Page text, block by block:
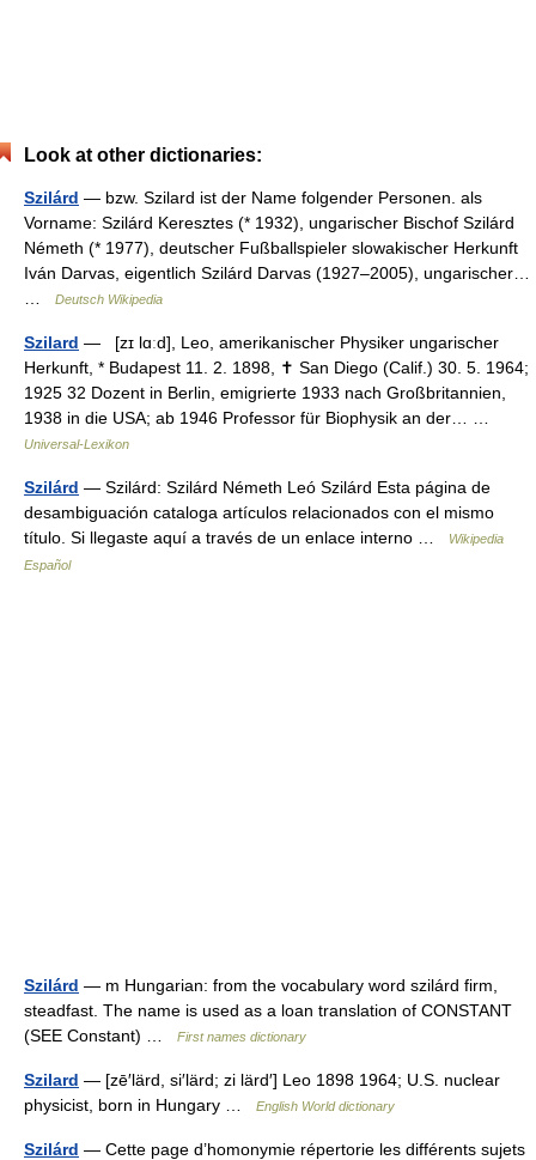
Look at other dictionaries:
Szilárd — bzw. Szilard ist der Name folgender Personen. als
Vorname: Szilárd Keresztes (* 1932), ungarischer Bischof Szilárd
Németh (* 1977), deutscher Fußballspieler slowakischer Herkunft
Iván Darvas, eigentlich Szilárd Darvas (1927–2005), ungarischer…
Deutsch Wikipedia
Szilard — [zɪ lɑːd], Leo, amerikanischer Physiker ungarischer
Herkunft, * Budapest 11. 2. 1898, ✝ San Diego (Calif.) 30. 5. 1964;
1925 32 Dozent in Berlin, emigrierte 1933 nach Großbritannien,
1938 in die USA; ab 1946 Professor für Biophysik an der… …
Universal-Lexikon
Szilárd — Szilárd: Szilárd Németh Leó Szilárd Esta página de
desambiguación cataloga artículos relacionados con el mismo
título. Si llegaste aquí a través de un enlace interno …
Wikipedia
Español
Szilárd — m Hungarian: from the vocabulary word szilárd firm,
steadfast. The name is used as a loan translation of CONSTANT
(SEE Constant) …
First names dictionary
Szilard — [zē′lärd, si′lärd; zi lärd′] Leo 1898 1964; U.S. nuclear
physicist, born in Hungary …
English World dictionary
Szilárd — Cette page d’homonymie répertorie les différents sujets